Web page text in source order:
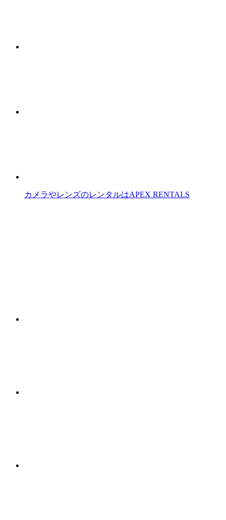
カメラやレンズのレンタルはAPEX RENTALS